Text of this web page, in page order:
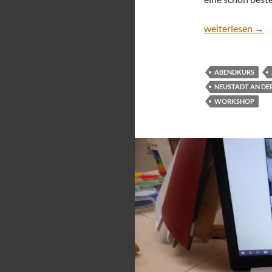
Acrylmalen
weiterlesen →
ABENDKURS
NEUSTADT AN
WORKSHOP